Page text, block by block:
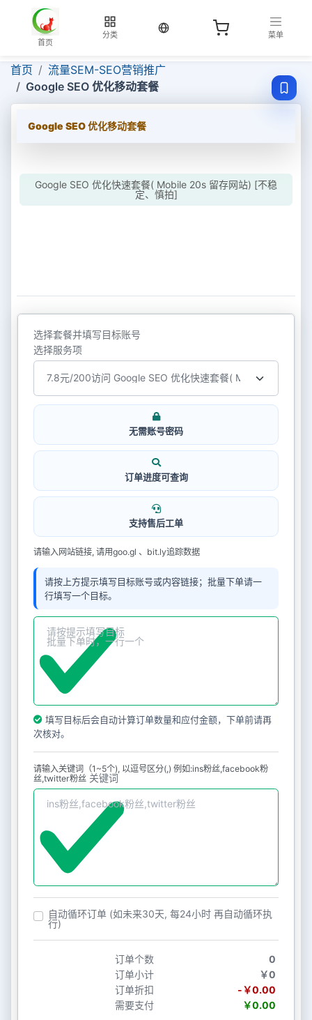
首页
分类
当前语言：中文
菜单
首页
流量SEM-SEO营销推广
Google SEO 优化移动套餐
Google SEO 优化移动套餐
Google SEO 优化快速套餐( Mobile 20s 留存网站) [不稳
定、慎拍]
选择套餐并填写目标账号
选择服务项
无需账号密码
订单进度可查询
支持售后工单
请输入网站链接, 请用goo.gl 、bit.ly追踪数据
请按上方提示填写目标账号或内容链接；批量下单请一
行填写一个目标。
填写目标后会自动计算订单数量和应付金额，下单前请再
次核对。
请输入关键词（1~5个), 以逗号区分(,) 例如:ins粉丝,facebook粉
丝,twitter粉丝 关键词
自动循环订单 (如未来30天, 每24小时 再自动循环执
行)
订单个数
0
订单小计
￥0
订单折扣
-￥0.00
需要支付
￥0.00